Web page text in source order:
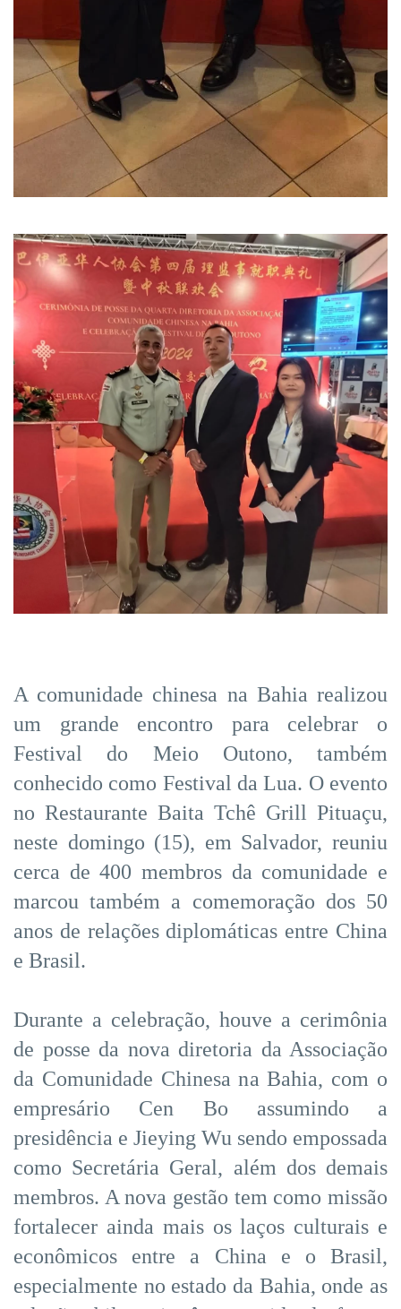
A comunidade chinesa na Bahia realizou
um grande encontro para celebrar o
Festival do Meio Outono, também
conhecido como Festival da Lua. O evento
no Restaurante Baita Tchê Grill Pituaçu,
neste domingo (15), em Salvador, reuniu
cerca de 400 membros da comunidade e
marcou também a comemoração dos 50
anos de relações diplomáticas entre China
e Brasil.
Durante a celebração, houve a cerimônia
de posse da nova diretoria da Associação
da Comunidade Chinesa na Bahia, com o
empresário Cen Bo assumindo a
presidência e Jieying Wu sendo empossada
como Secretária Geral, além dos demais
membros. A nova gestão tem como missão
fortalecer ainda mais os laços culturais e
econômicos entre a China e o Brasil,
especialmente no estado da Bahia, onde as